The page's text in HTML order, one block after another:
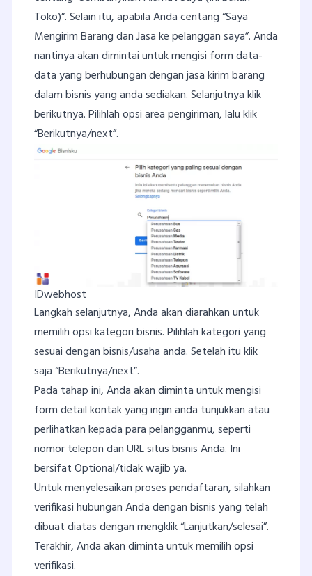
Toko)”. Selain itu, apabila Anda centang “Saya
Mengirim Barang dan Jasa ke pelanggan saya”. Anda
nantinya akan dimintai untuk mengisi form data-
data yang berhubungan dengan jasa kirim barang
dalam bisnis yang anda sediakan. Selanjutnya klik
berikutnya. Pilihlah opsi area pengiriman, lalu klik
“Berikutnya/next”.
IDwebhost
Langkah selanjutnya, Anda akan diarahkan untuk
memilih opsi kategori bisnis. Pilihlah kategori yang
sesuai dengan bisnis/usaha anda. Setelah itu klik
saja “Berikutnya/next”.
Pada tahap ini, Anda akan diminta untuk mengisi
form detail kontak yang ingin anda tunjukkan atau
perlihatkan kepada para pelangganmu, seperti
nomor telepon dan URL situs bisnis Anda. Ini
bersifat Optional/tidak wajib ya.
Untuk menyelesaikan proses pendaftaran, silahkan
verifikasi hubungan Anda dengan bisnis yang telah
dibuat diatas dengan mengklik “Lanjutkan/selesai”.
Terakhir, Anda akan diminta untuk memilih opsi
verifikasi.